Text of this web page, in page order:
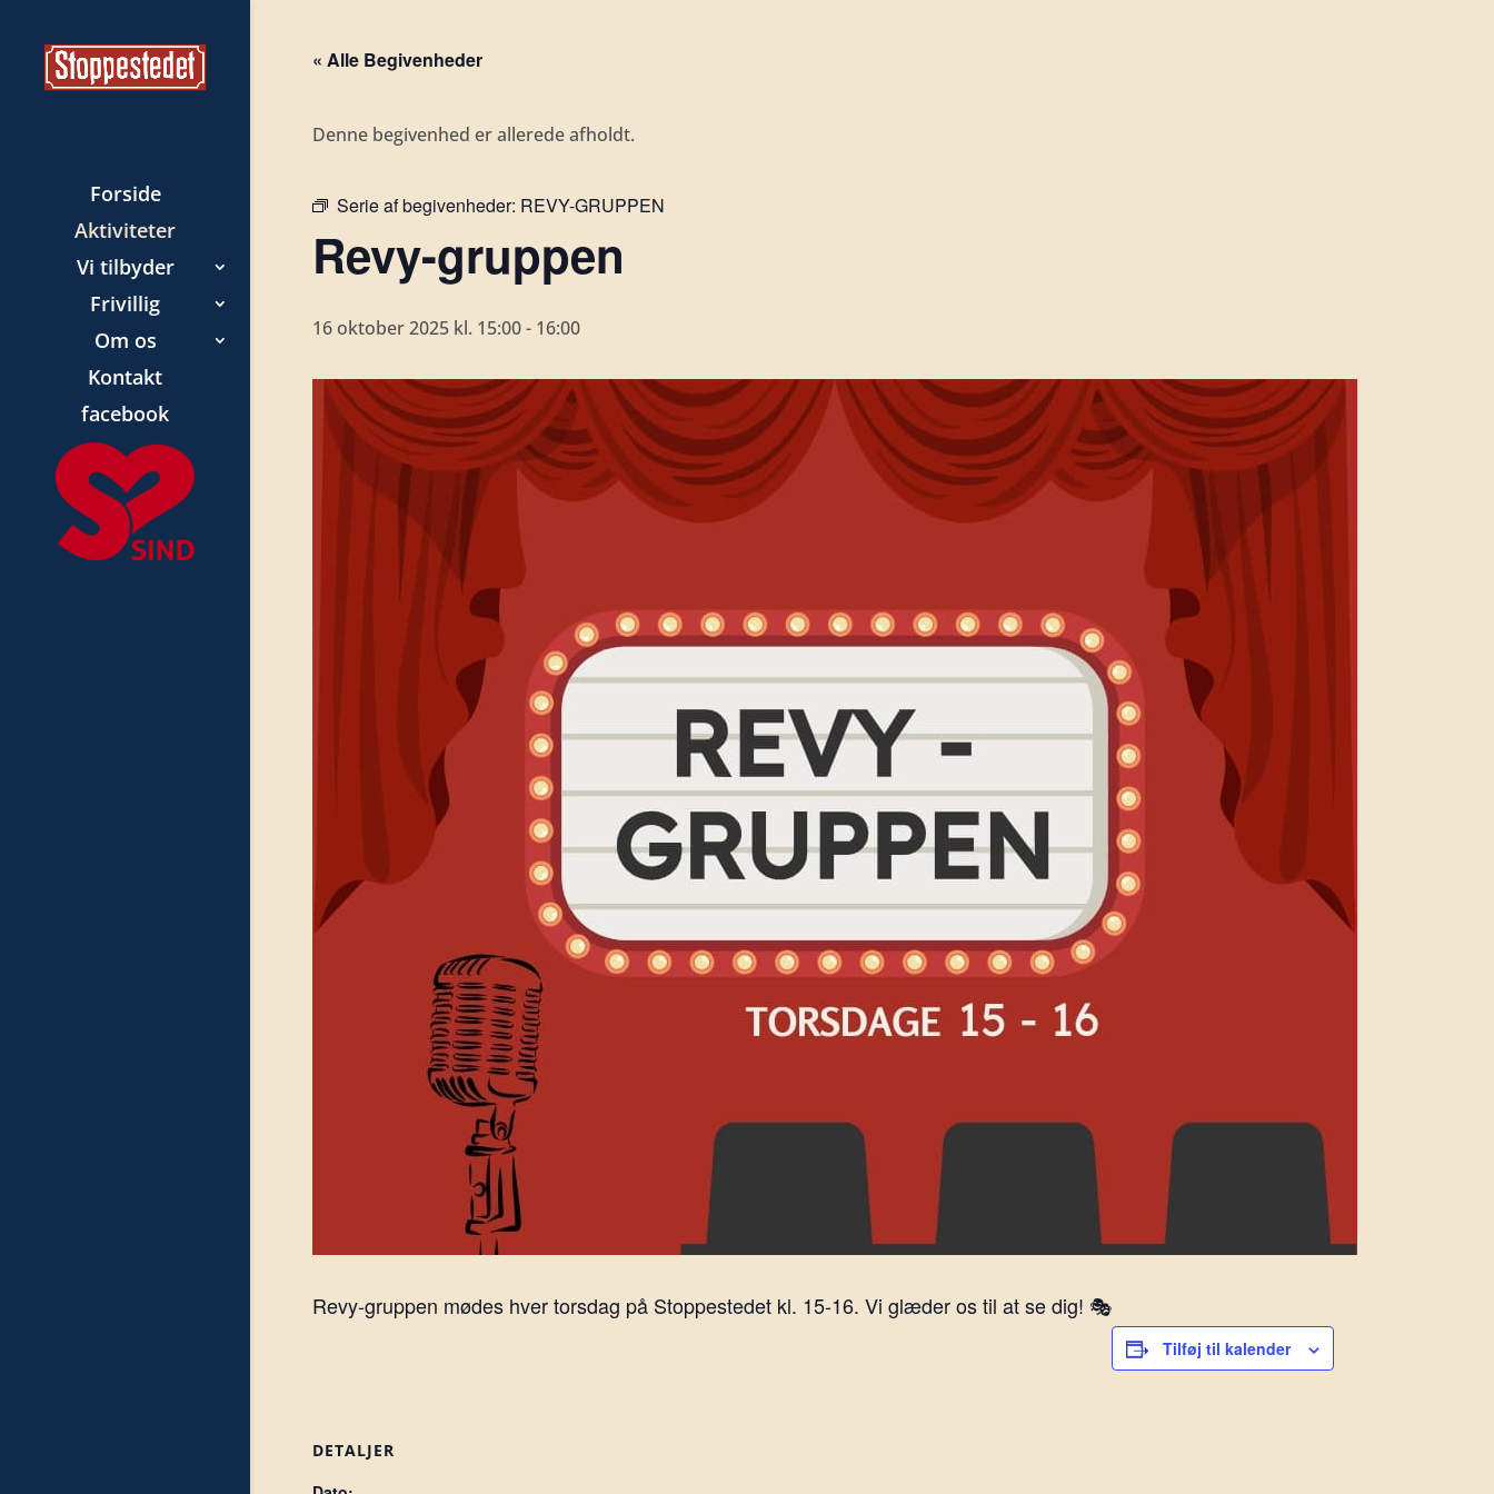
Forside
Aktiviteter
Vi tilbyder
Frivillig
Om os
Kontakt
facebook
« Alle Begivenheder
Denne begivenhed er allerede afholdt.
Serie af begivenheder: REVY-GRUPPEN
Revy-gruppen
16 oktober 2025 kl. 15:00- 16:00
Revy-gruppen mødes hver torsdag på Stoppestedet kl. 15-16. Vi glæder os til at se dig! 🎭
Tilføj til kalender
DETALJER